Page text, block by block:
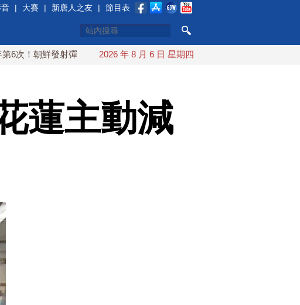
| 大賽 | 新唐人之友 | 節目表
發射彈道導彈 落日本EEZ外 紅海戰火續升溫 也門胡塞武裝稱又襲擊
2026 年 8 月 6 日 星期四
蓮主動減